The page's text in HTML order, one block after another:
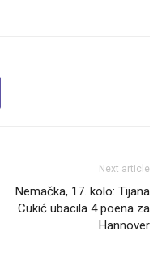
Next article
Nemačka, 17. kolo: Tijana
Cukić ubacila 4 poena za
Hannover